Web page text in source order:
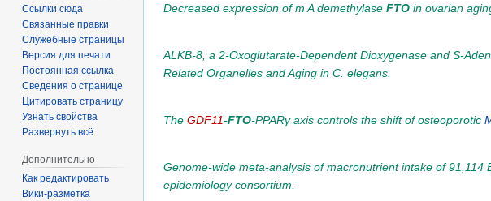
Decreased expression of m A demethylase FTO in ovarian
ALKB-8, a 2-Oxoglutarate-Dependent Dioxygenase and S-
Related Organelles and Aging in C. elegans.
The GDF11-FTO-PPARγ axis controls the shift of osteoporotic
Genome-wide meta-analysis of macronutrient intake of
epidemiology consortium.
Ссылки сюда
Связанные правки
Служебные страницы
Версия для печати
Постоянная ссылка
Сведения о странице
Цитировать страницу
Узнать свойства
Развернуть всё
Дополнительно
Как редактировать
Вики-разметка